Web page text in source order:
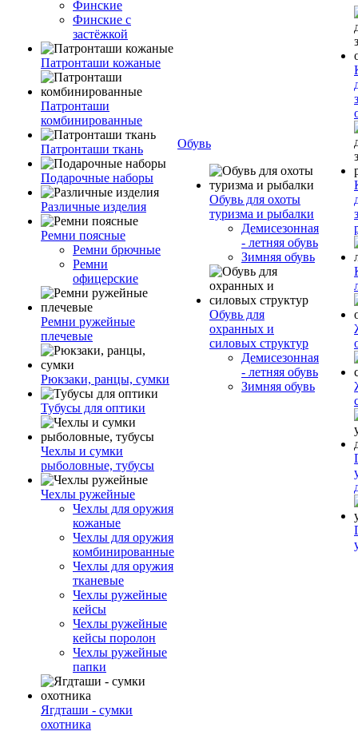
Финские
Финские с
застёжкой
Патронташи кожаные
Патронташи
комбинированные
Патронташи ткань
Подарочные наборы
Различные изделия
Ремни поясные
Ремни брючные
Ремни
офицерские
Ремни ружейные
плечевые
Рюкзаки, ранцы, сумки
Тубусы для оптики
Чехлы и сумки
рыболовные, тубусы
Чехлы ружейные
Чехлы для оружия
кожаные
Чехлы для оружия
комбинированные
Чехлы для оружия
тканевые
Чехлы ружейные
кейсы
Чехлы ружейные
кейсы поролон
Чехлы ружейные
папки
Ягдташи - сумки
охотника
Обувь
Обувь для охоты
туризма и рыбалки
Демисезонная
- летняя обувь
Зимняя обувь
Обувь для
охранных и
силовых структур
Демисезонная
- летняя обувь
Зимняя обувь